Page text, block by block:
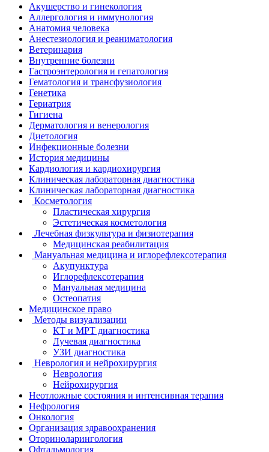
Акушерство и гинекология
Аллергология и иммунология
Анатомия человека
Анестезиология и реаниматология
Ветеринария
Внутренние болезни
Гастроэнтерология и гепатология
Гематология и трансфузиология
Генетика
Гериатрия
Гигиена
Дерматология и венерология
Диетология
Инфекционные болезни
История медицины
Кардиология и кардиохирургия
Клиническая лабораторная диагностика
Клиническая лабораторная диагностика
Косметология
Пластическая хирургия
Эстетическая косметология
Лечебная физкультура и физиотерапия
Медицинская реабилитация
Мануальная медицина и иглорефлексотерапия
Акупунктура
Иглорефлексотерапия
Мануальная медицина
Остеопатия
Медицинское право
Методы визуализации
КТ и МРТ диагностика
Лучевая диагностика
УЗИ диагностика
Неврология и нейрохирургия
Неврология
Нейрохирургия
Неотложные состояния и интенсивная терапия
Нефрология
Онкология
Организация здравоохранения
Оториноларингология
Офтальмология